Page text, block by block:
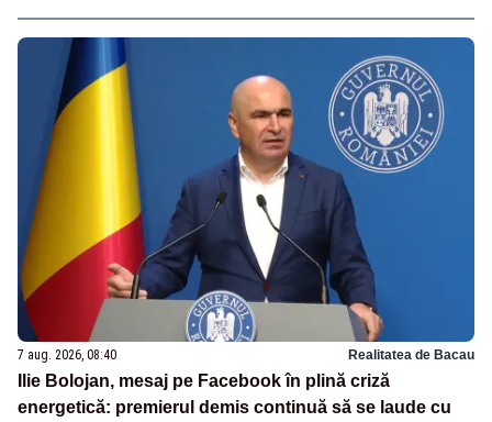
7 aug. 2026, 08:40 Realitatea de Bacau
Ilie Bolojan, mesaj pe Facebook în plină criză
energetică: premierul demis continuă să se laude cu